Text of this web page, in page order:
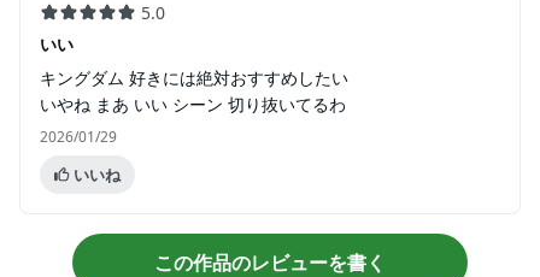
5.0
いい
キングダム 好きには絶対おすすめしたい
いやね まあ いい シーン 切り抜いてるわ
2026/01/29
いいね
この作品のレビューを書く